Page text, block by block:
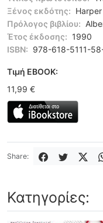
Ξένος εκδότης:
Πρόλογος βιβλίου:
Έτος έκδοσης: 1990
ISBN: 978-618-5111-
Tιμή EBOOK:
11,99 €
Share:
Κατηγορίες: